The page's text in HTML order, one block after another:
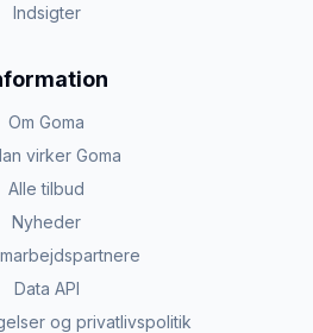
Indsigter
Om Goma
virker Goma
Alle tilbud
Nyheder
Data API
og privatlivspolitik